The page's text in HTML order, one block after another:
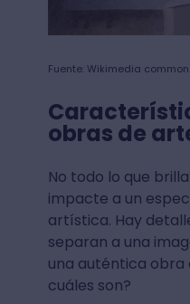
Fuente: Wikimedia
obras de
No todo lo que
impacte a un
artística. Hay
separan a una
una auténtica obra
cuáles son?